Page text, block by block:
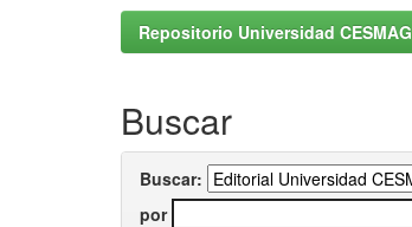
Repositorio Universidad CESMAG
Buscar
Buscar:
por